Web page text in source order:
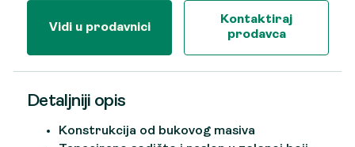
Vidi u prodavnici
Kontaktiraj
prodavca
Detaljniji opis
Konstrukcija od bukovog masiva